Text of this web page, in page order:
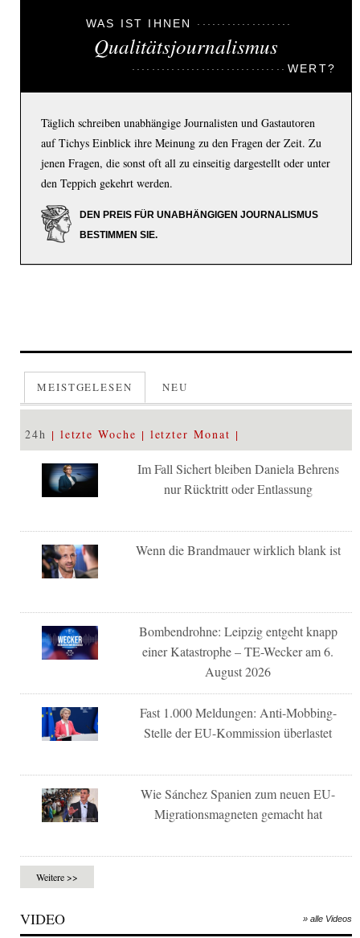
WAS IST IHNEN
Qualitätsjournalismus
WERT?
Täglich schreiben unabhängige Journalisten und Gastautoren
auf Tichys Einblick ihre Meinung zu den Fragen der Zeit. Zu
jenen Fragen, die sonst oft all zu einseitig dargestellt oder unter
den Teppich gekehrt werden.
DEN PREIS FÜR UNABHÄNGIGEN JOURNALISMUS
BESTIMMEN SIE.
MEISTGELESEN NEU
24h letzte Woche letzter Monat
Im Fall Sichert bleiben Daniela Behrens
nur Rücktritt oder Entlassung
Wenn die Brandmauer wirklich blank ist
Bombendrohne: Leipzig entgeht knapp
einer Katastrophe – TE-Wecker am 6.
August 2026
Fast 1.000 Meldungen: Anti-Mobbing-
Stelle der EU-Kommission überlastet
Wie Sánchez Spanien zum neuen EU-
Migrationsmagneten gemacht hat
Weitere >>
VIDEO » alle Videos